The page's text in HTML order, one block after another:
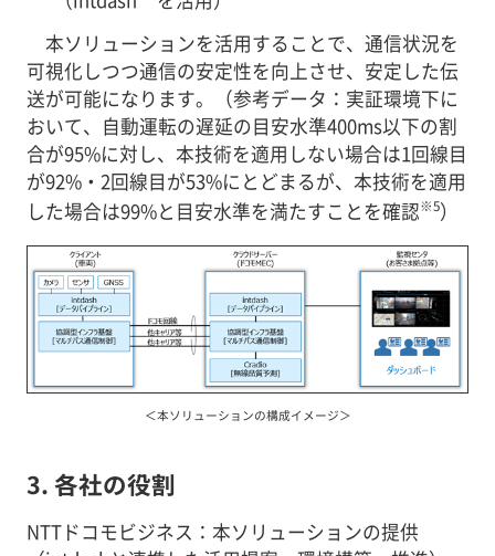
本ソリューションを活用することで、通信状況を
可視化しつつ通信の安定性を向上させ、安定した伝
送が可能になります。（参考データ：実証環境下に
おいて、自動運転の遅延の目安水準400ms以下の割
合が95%に対し、本技術を適用しない場合は1回線目
が92%・2回線目が53%にとどまるが、本技術を適用
した場合は99%と目安水準を満たすことを確認※5）
＜本ソリューションの構成イメージ＞
3. 各社の役割
NTTドコモビジネス：本ソリューションの提供